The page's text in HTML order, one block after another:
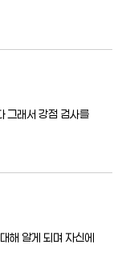
그래서 강점 검사를
해 알게 되며 자신에